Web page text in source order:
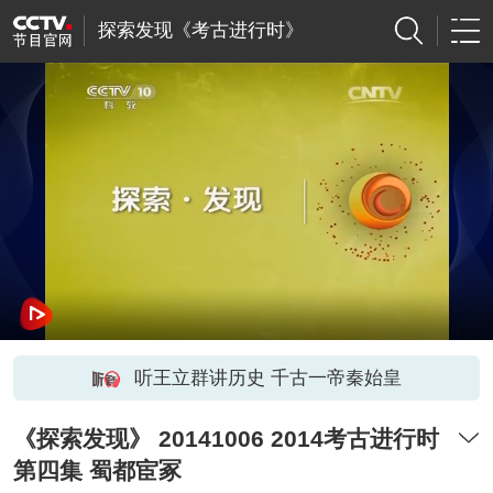
探索发现《考古进行时》
听王立群讲历史 千古一帝秦始皇
《探索发现》 20141006 2014考古进行时
第四集 蜀都宦冢